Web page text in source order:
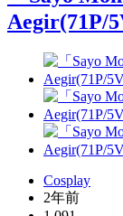
Aegir(71P/
Cosplay
2年前